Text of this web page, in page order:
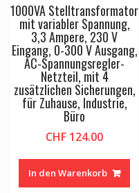
1000VA Stelltransformator
mit variabler Spannung,
3,3 Ampere, 230 V
Eingang, 0-300 V Ausgang,
AC-Spannungsregler-
Netzteil, mit 4
zusätzlichen Sicherungen,
für Zuhause, Industrie,
Büro
CHF 124.00
In den Warenkorb